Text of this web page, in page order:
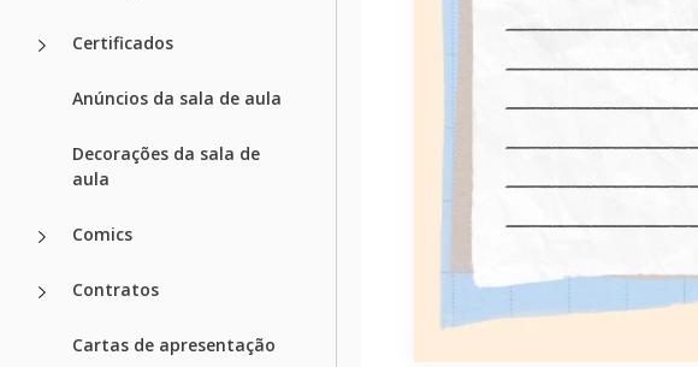
Certificados
Anúncios da sala de aula
Decorações da sala de
aula
Comics
Contratos
Cartas de apresentação